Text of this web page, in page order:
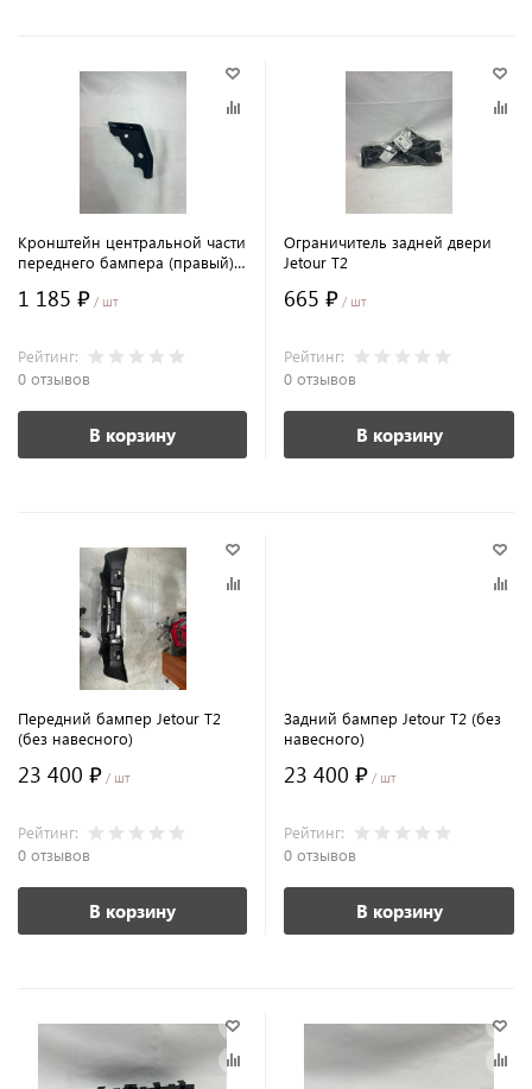
Кронштейн центральной части
переднего бампера (правый)
1 185 ₽ / шт
Рейтинг:
0 отзывов
В корзину
Ограничитель задней двери
Jetour T2
665 ₽ / шт
Рейтинг:
0 отзывов
В корзину
Передний бампер Jetour T2
(без навесного)
23 400 ₽ / шт
Рейтинг:
0 отзывов
В корзину
Задний бампер Jetour T2 (без
навесного)
23 400 ₽ / шт
Рейтинг:
0 отзывов
В корзину